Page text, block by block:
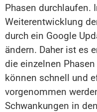
Phasen durchlaufen.
Weiterentwicklung
durch ein Google
ändern. Daher ist es
die einzelnen
können schnell und
vorgenommen
Schwankungen in